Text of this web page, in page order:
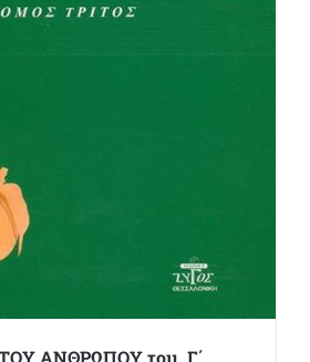
ΑΝΘΡΩΠΟΥ τομ. Γ΄